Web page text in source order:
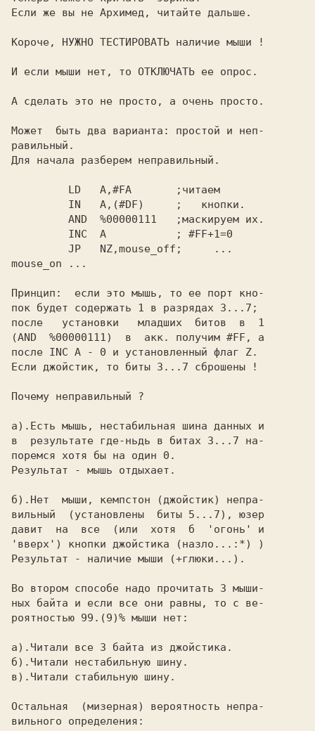
Если же вы не Архимед, читайте дальше.
Короче, НУЖНО ТЕСТИРОВАТЬ наличие мыши !
И если мыши нет, то ОТКЛЮЧАТЬ ее опрос.
А сделать это не просто, а очень просто.
Может  быть два варианта: простой и неп-
равильный.
Для начала разберем неправильный.
mouse_on ...
Принцип:  если это мышь, то ее порт кно-
пок будет содержать 1 в разрядах 3...7;
после   установки   младших  битов  в  1
(AND  %00000111)  в  акк. получим #FF, а
после INC A - 0 и установленный флаг Z.
Если джойстик, то биты 3...7 сброшены !
Почему неправильный ?
а).Есть мышь, нестабильная шина данных и
в  результате где-ньдь в битах 3...7 на-
поремся хотя бы на один 0.
Результат - мышь отдыхает.
б).Нет  мыши, кемпстон (джойстик) непра-
вильный  (установлены  биты 5...7), юзер
давит  на  все  (или  хотя  б  'огонь' и
'вверх') кнопки джойстика (назло...:*) )
Результат - наличие мыши (+глюки...).
Во втором способе надо прочитать 3 мыши-
ных байта и если все они равны, то с ве-
роятностью 99.(9)% мыши нет:
а).Читали все 3 байта из джойстика.
б).Читали нестабильную шину.
в).Читали стабильную шину.
Остальная  (мизерная) вероятность непра-
вильного определения: